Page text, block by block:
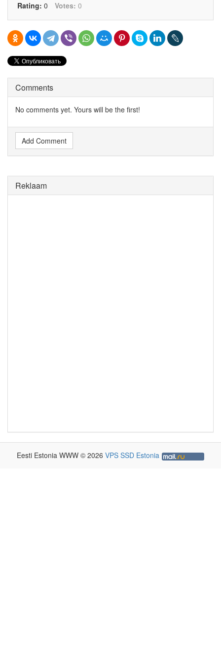
Rating: 0 Votes: 0
Comments
No comments yet. Yours will be the first!
Add Comment
Reklaam
Eesti Estonia WWW © 2026 VPS SSD Estonia